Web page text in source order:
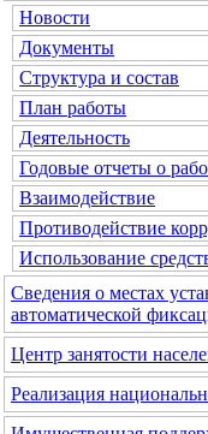
Новости
Документы
Структура и состав
План работы
Деятельность
Годовые отчеты о
Взаимодействие
Противодействие
Использование
Сведения о местах
автоматической
Центр занятости
Реализация